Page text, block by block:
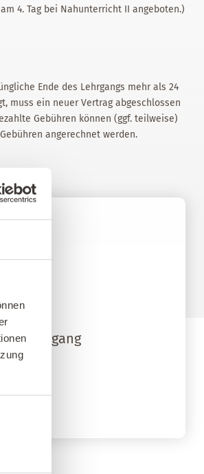
4. Tag bei Nahunterricht II angeboten.)
Ende des Lehrgangs mehr als 24
muss ein neuer Vertrag abgeschlossen
Gebühren können (ggf. teilweise)
angerechnet werden.
Zugang